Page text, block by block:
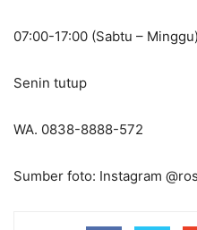
07:00-17:00 (Sabtu – Minggu)
Senin tutup
WA. 0838-8888-572
Sumber foto: Instagram